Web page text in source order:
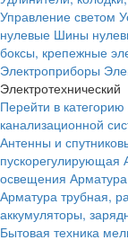
Управление светом
нулевые Шины
боксы, крепежные
Электроприборы
Электротехнический
Перейти в категорию
канализационной
Антенны и
пускорегулирующая
освещения
Арматура трубная,
аккумуляторы,
Бытовая техника